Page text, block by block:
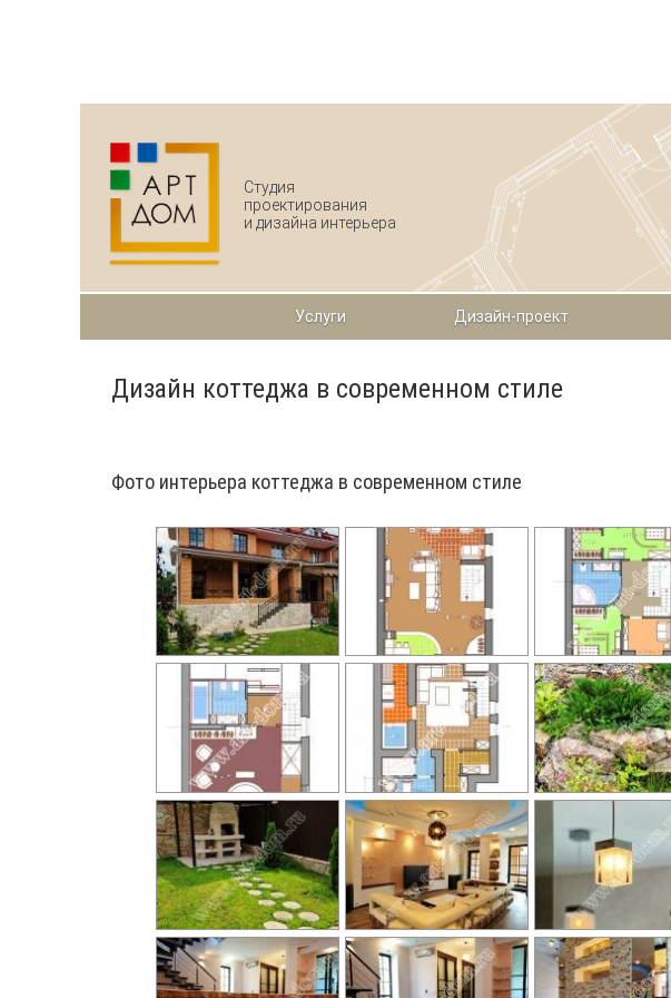
Студия
проектирования
и дизайна интерьера
Услуги Дизайн-проект
Дизайн коттеджа в современном стиле
Фото интерьера коттеджа в современном стиле